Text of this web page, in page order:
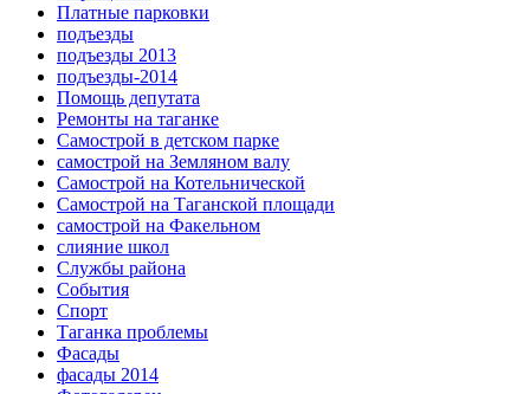
Платные парковки
подъезды
подъезды 2013
подъезды-2014
Помощь депутата
Ремонты на таганке
Самострой в детском парке
самострой на Земляном валу
Самострой на Котельнической
Самострой на Таганской площади
самострой на Факельном
слияние школ
Службы района
События
Спорт
Таганка проблемы
Фасады
фасады 2014